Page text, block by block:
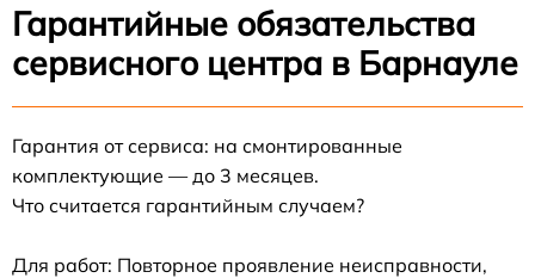
Гарантийные обязательства
сервисного центра в Барнауле
Гарантия от сервиса: на смонтированные
комплектующие — до 3 месяцев.
Что считается гарантийным случаем?
Для работ: Повторное проявление неисправности,